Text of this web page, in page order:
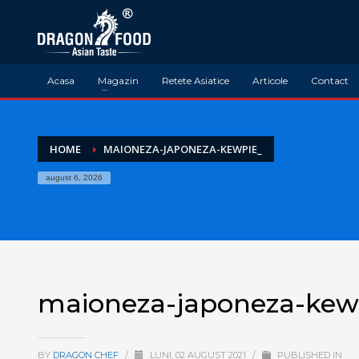
Acasa Magazin Retete Asiatice Articole Contact
HOME MAIONEZA-JAPONEZA-KEWPIE_
august 6, 2026
maioneza-japoneza-
BY DRAGON CHEF / LUNI, 02 AUGUST 2021 / PUBLISHED IN